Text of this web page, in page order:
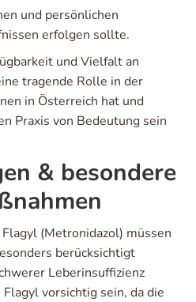
und persönlichen
erfolgen sollte.
und Vielfalt an
tragende Rolle in der
in Österreich hat und
Praxis von Bedeutung sein
& besondere
(Metronidazol) müssen
berücksichtigt
Leberinsuffizienz
vorsichtig sein, da die